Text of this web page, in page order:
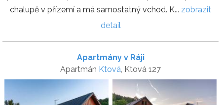
chalupě v přízemí a má samostatný vchod. K... zobrazit
detail
Apartmány v Ráji
Apartmán Ktová, Ktová 127